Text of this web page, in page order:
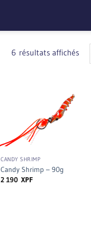
6 résultats affichésTrié
par
+
CANDY SHRIMP
Candy Shrimp – 90g
2 190XPF